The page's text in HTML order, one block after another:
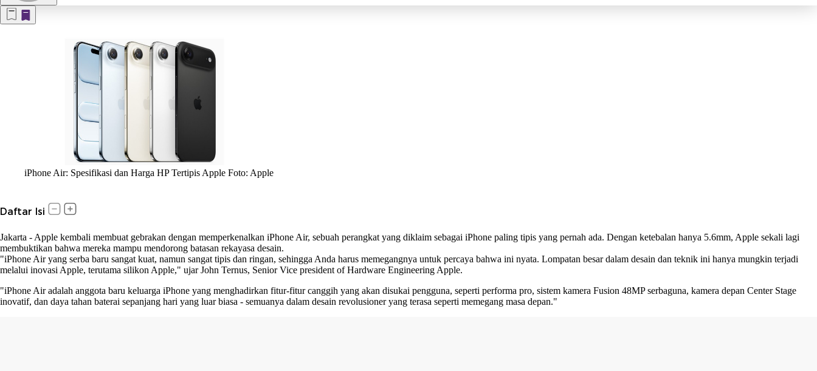
iPhone Air: Spesifikasi dan Harga HP Tertipis Apple Foto: Apple
Daftar Isi
Jakarta - Apple kembali membuat gebrakan dengan memperkenalkan iPhone Air, sebuah perangkat yang diklaim sebagai iPhone paling tipis yang pernah ada. Dengan ketebalan hanya 5.6mm, Apple sekali lagi
membuktikan bahwa mereka mampu mendorong batasan rekayasa desain.
"iPhone Air yang serba baru sangat kuat, namun sangat tipis dan ringan, sehingga Anda harus memegangnya untuk percaya bahwa ini nyata. Lompatan besar dalam desain dan teknik ini hanya mungkin terjadi
melalui inovasi Apple, terutama silikon Apple," ujar John Ternus, Senior Vice president of Hardware Engineering Apple.
"iPhone Air adalah anggota baru keluarga iPhone yang menghadirkan fitur-fitur canggih yang akan disukai pengguna, seperti performa pro, sistem kamera Fusion 48MP serbaguna, kamera depan Center Stage
inovatif, dan daya tahan baterai sepanjang hari yang luar biasa - semuanya dalam desain revolusioner yang terasa seperti memegang masa depan."